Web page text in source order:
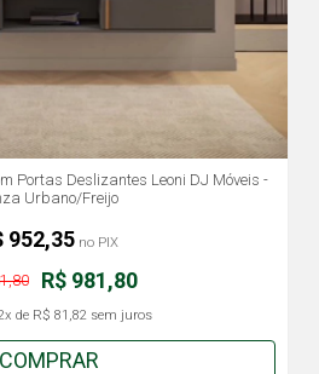
Portas Deslizantes Leoni DJ Móveis -
Urbano/Freijo
R$ 981,80
de R$ 81,82sem juros
952,35 no PIX
COMPRAR